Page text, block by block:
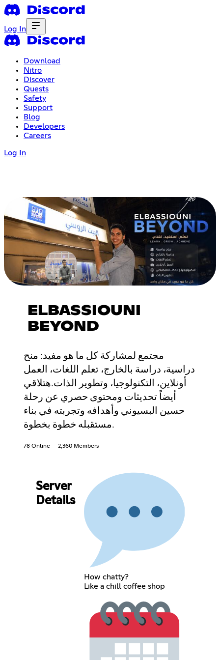
Log In
Download
Nitro
Discover
Quests
Safety
Support
Blog
Developers
Careers
Log In
ELBASSIOUNI
BEYOND
مجتمع لمشاركة كل ما هو مفيد: منح
دراسية، دراسة بالخارج، تعلم اللغات، العمل
أونلاين، التكنولوجيا، وتطوير الذات.هتلاقي
أيضاً تحديثات ومحتوى حصري عن رحلة
حسين البسيوني وأهدافه وتجربته في بناء
مستقبله خطوة بخطوة.
78 Online 2,360 Members
Server
Details
How chatty?
Like a chill coffee shop